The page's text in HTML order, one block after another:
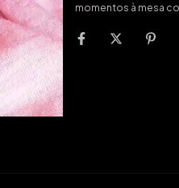
momentos à mesa